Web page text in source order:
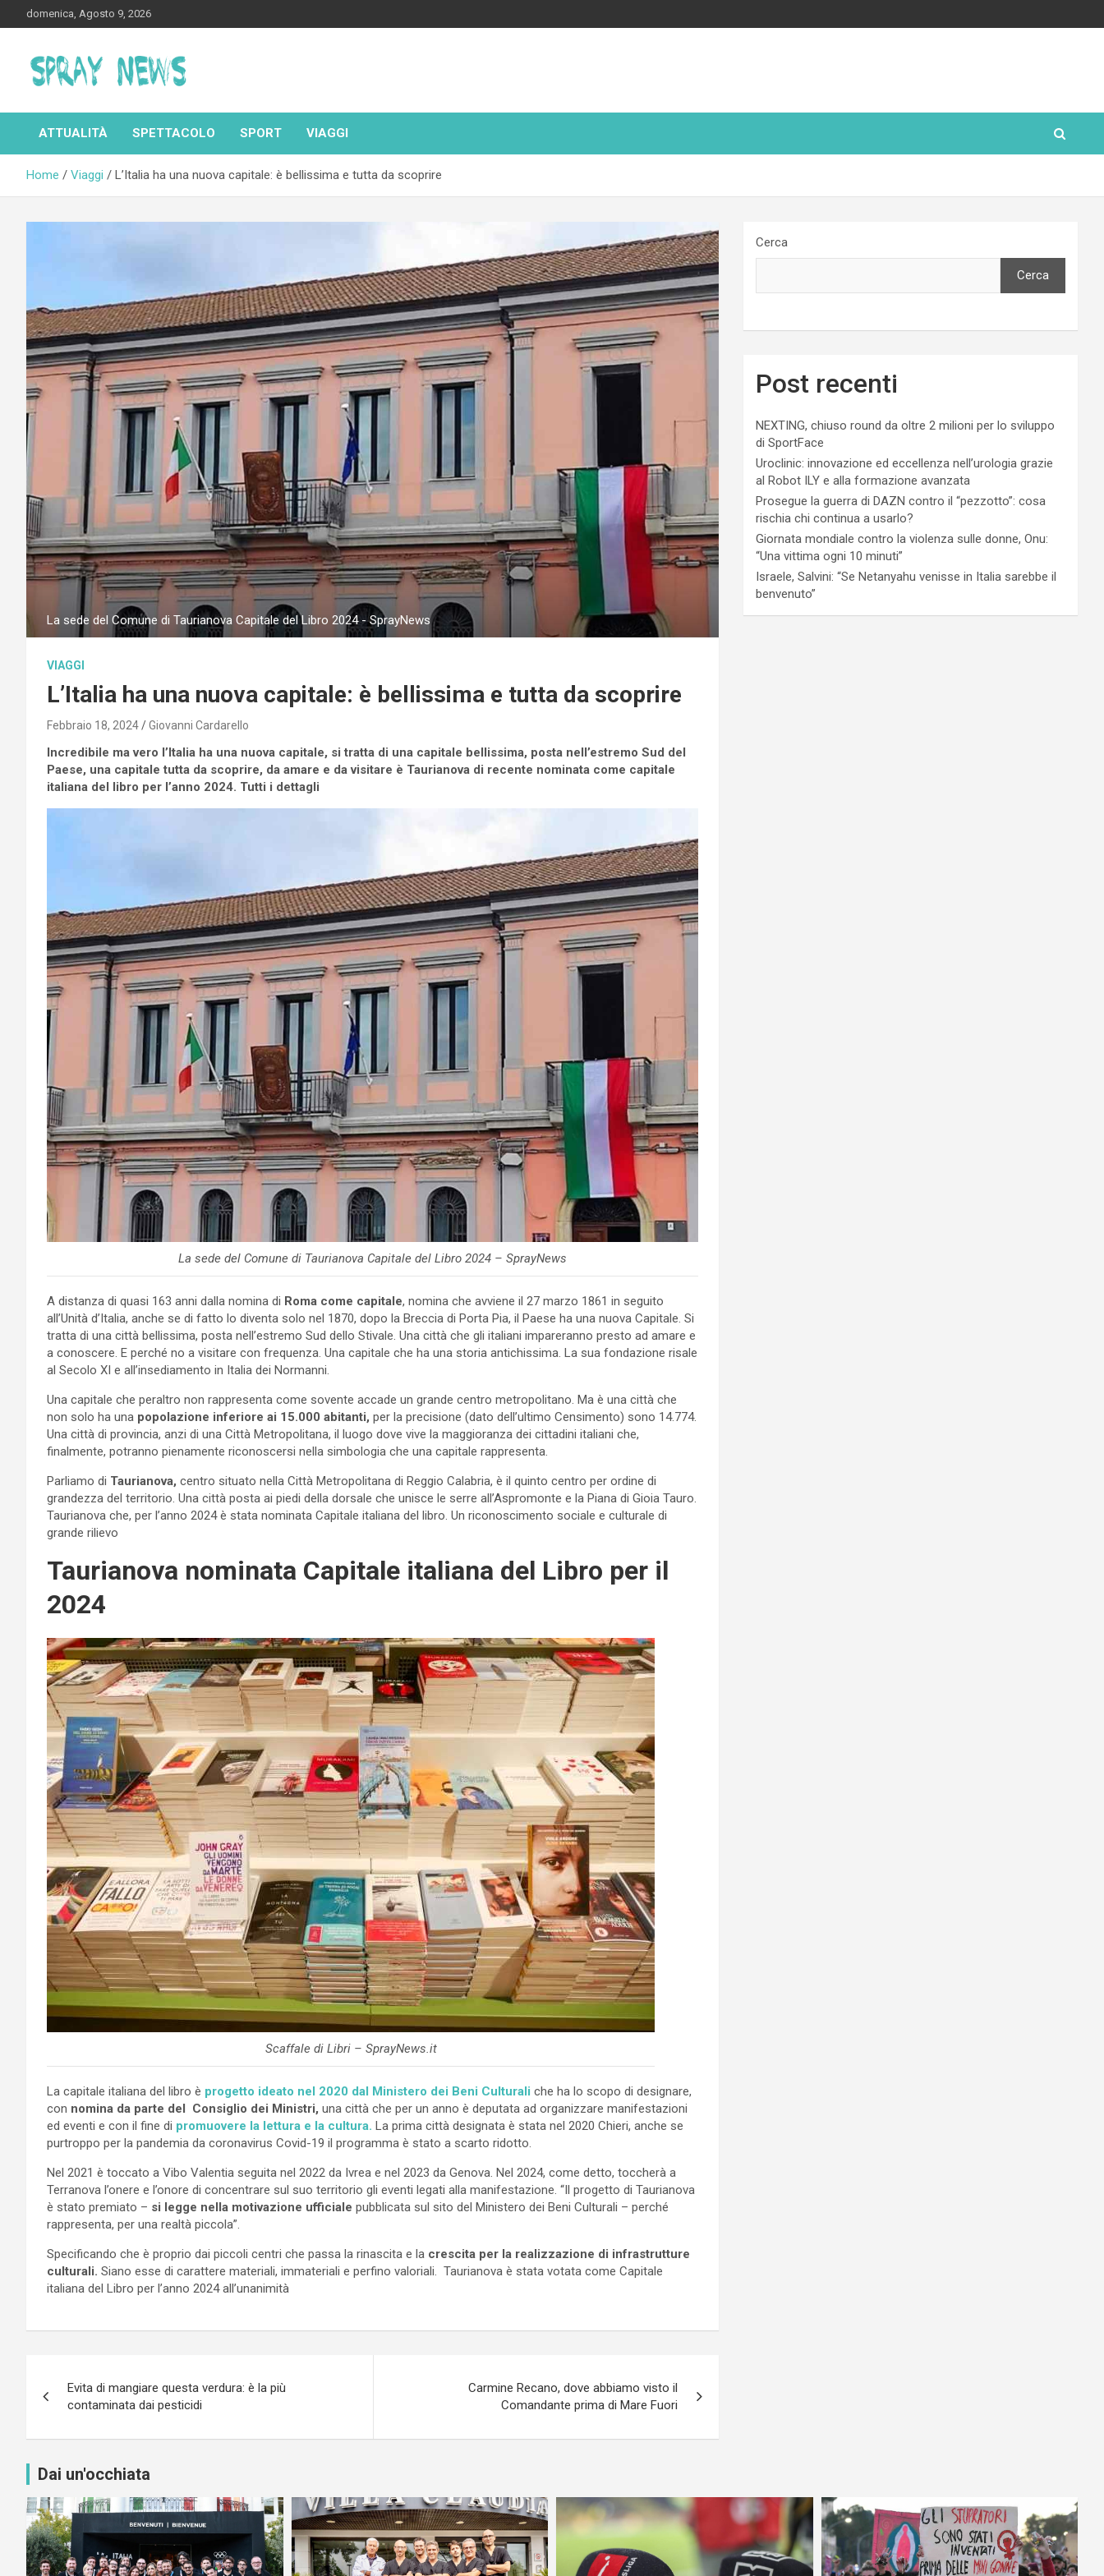
to
domenica, Agosto 9, 2026
Spraynews.it
ATTUALITÀ SPETTACOLO SPORT VIAGGI
Home Viaggi L’Italia ha una nuova capitale: è bellissima e tutta da scoprire
La sede del Comune di Taurianova Capitale del Libro 2024 - SprayNews
VIAGGI
L’Italia ha una nuova capitale: è bellissima e tutta da scoprire
Febbraio 18, 2024 Giovanni Cardarello
Incredibile ma vero l’Italia ha una nuova capitale, si tratta di una capitale bellissima, posta nell’estremo Sud del
Paese, una capitale tutta da scoprire, da amare e da visitare è Taurianova di recente nominata come capitale
italiana del libro per l’anno 2024. Tutti i dettagli
La sede del Comune di Taurianova Capitale del Libro 2024 – SprayNews
A distanza di quasi 163 anni dalla nomina di Roma come capitale, nomina che avviene il 27 marzo 1861 in seguito
all’Unità d’Italia, anche se di fatto lo diventa solo nel 1870, dopo la Breccia di Porta Pia, il Paese ha una nuova Capitale. Si
tratta di una città bellissima, posta nell’estremo Sud dello Stivale. Una città che gli italiani impareranno presto ad amare e
a conoscere. E perché no a visitare con frequenza. Una capitale che ha una storia antichissima. La sua fondazione risale
al Secolo XI e all’insediamento in Italia dei Normanni.
Una capitale che peraltro non rappresenta come sovente accade un grande centro metropolitano. Ma è una città che
non solo ha una popolazione inferiore ai 15.000 abitanti, per la precisione (dato dell’ultimo Censimento) sono 14.774.
Una città di provincia, anzi di una Città Metropolitana, il luogo dove vive la maggioranza dei cittadini italiani che,
finalmente, potranno pienamente riconoscersi nella simbologia che una capitale rappresenta.
Parliamo di Taurianova, centro situato nella Città Metropolitana di Reggio Calabria, è il quinto centro per ordine di
grandezza del territorio. Una città posta ai piedi della dorsale che unisce le serre all’Aspromonte e la Piana di Gioia Tauro.
Taurianova che, per l’anno 2024 è stata nominata Capitale italiana del libro. Un riconoscimento sociale e culturale di
grande rilievo
Taurianova nominata Capitale italiana del Libro per il
2024
Scaffale di Libri – SprayNews.it
La capitale italiana del libro è progetto ideato nel 2020 dal Ministero dei Beni Culturali che ha lo scopo di designare,
con nomina da parte del Consiglio dei Ministri, una città che per un anno è deputata ad organizzare manifestazioni
ed eventi e con il fine di promuovere la lettura e la cultura. La prima città designata è stata nel 2020 Chieri, anche se
purtroppo per la pandemia da coronavirus Covid-19 il programma è stato a scarto ridotto.
Nel 2021 è toccato a Vibo Valentia seguita nel 2022 da Ivrea e nel 2023 da Genova. Nel 2024, come detto, toccherà a
Terranova l’onere e l’onore di concentrare sul suo territorio gli eventi legati alla manifestazione. “Il progetto di Taurianova
è stato premiato – si legge nella motivazione ufficiale pubblicata sul sito del Ministero dei Beni Culturali – perché
rappresenta, per una realtà piccola”.
Specificando che è proprio dai piccoli centri che passa la rinascita e la crescita per la realizzazione di infrastrutture
culturali. Siano esse di carattere materiali, immateriali e perfino valoriali. Taurianova è stata votata come Capitale
italiana del Libro per l’anno 2024 all’unanimità
articoli
Evita di mangiare questa verdura: è la più
contaminata dai pesticidi
Carmine Recano, dove abbiamo visto il
Comandante prima di Mare Fuori
Cerca
Cerca
Post recenti
NEXTING, chiuso round da oltre 2 milioni per lo sviluppo
di SportFace
Uroclinic: innovazione ed eccellenza nell’urologia grazie
al Robot ILY e alla formazione avanzata
Prosegue la guerra di DAZN contro il “pezzotto”: cosa
rischia chi continua a usarlo?
Giornata mondiale contro la violenza sulle donne, Onu:
“Una vittima ogni 10 minuti”
Israele, Salvini: “Se Netanyahu venisse in Italia sarebbe il
benvenuto”
Dai un'occhiata